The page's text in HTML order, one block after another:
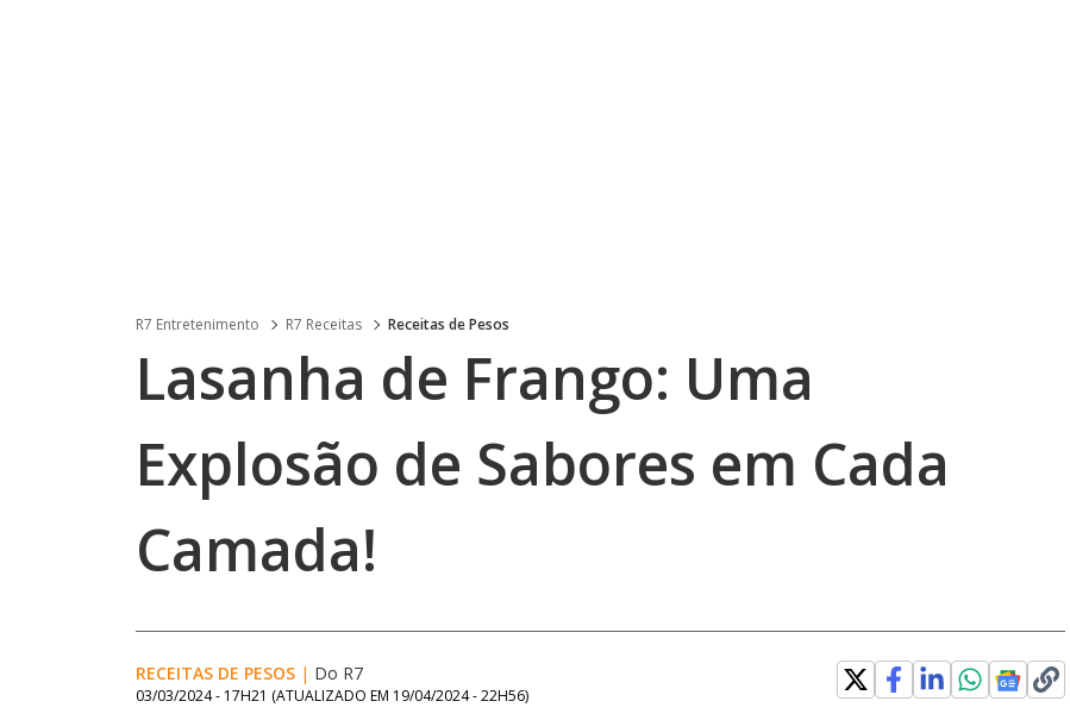
R7 Entretenimento R7 Receitas Receitas de Pesos
Lasanha de Frango: Uma
Explosão de Sabores em Cada
Camada!
RECEITAS DE PESOS | Do R7
03/03/2024 - 17H21 (ATUALIZADO EM 19/04/2024 - 22H56)